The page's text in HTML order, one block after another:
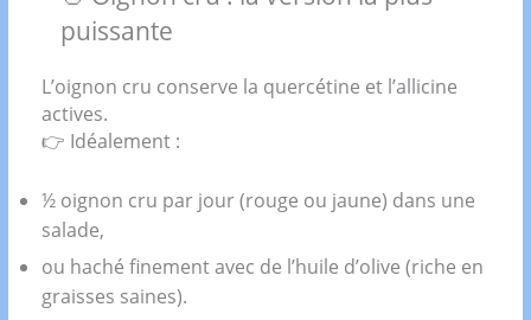
puissante
L’oignon cru conserve la quercétine et l’allicine
actives.
👉 Idéalement :
½ oignon cru par jour (rouge ou jaune) dans une
salade,
ou haché finement avec de l’huile d’olive (riche en
graisses saines).